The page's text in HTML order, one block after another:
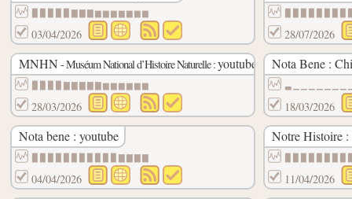
▉▉▉▉▉▇▇▇▆▆▆▆▆▆▆
03/04/2026 28/07/2026
MNHN - Muséum National d’Histoire Naturelle :youtube
▉▉▉▉▇▇▇▇▇▆▆▆▆▆▆
28/03/2026
Nota Bene :
18/03/2026
Nota bene : youtube
▉▉▉▉▉▉▉▉▉▉▉▇▇▇▇
04/04/2026
Notre Histoire :
11/04/2026